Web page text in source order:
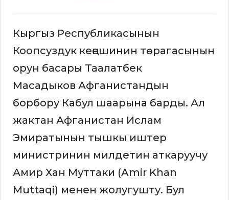
Кыргыз Республикасынын
Коопсуздук кеңешинин төрагасынын
орун басары Таалатбек
Масадыков Афганистандын
борбору Кабул шаарына барды. Ал
жактан Афганистан Ислам
Эмиратынын тышкы иштер
министринин милдетин аткаруучу
Амир Хан Муттаки (Amir Khan
Muttaqi) менен жолугушту. Бул